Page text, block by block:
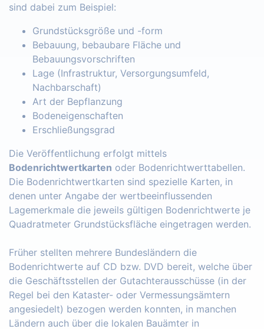
sind dabei zum Beispiel:
Grundstücksgröße und -form
Bebauung, bebaubare Fläche und
Bebauungsvorschriften
Lage (Infrastruktur, Versorgungsumfeld,
Nachbarschaft)
Art der Bepflanzung
Bodeneigenschaften
Erschließungsgrad
Die Veröffentlichung erfolgt mittels
Bodenrichtwertkarten oder Bodenrichtwerttabellen.
Die Bodenrichtwertkarten sind spezielle Karten, in
denen unter Angabe der wertbeeinflussenden
Lagemerkmale die jeweils gültigen Bodenrichtwerte je
Quadratmeter Grundstücksfläche eingetragen werden.
Früher stellten mehrere Bundesländern die
Bodenrichtwerte auf CD bzw. DVD bereit, welche über
die Geschäftsstellen der Gutachterausschüsse (in der
Regel bei den Kataster- oder Vermessungsämtern
angesiedelt) bezogen werden konnten, in manchen
Ländern auch über die lokalen Bauämter in